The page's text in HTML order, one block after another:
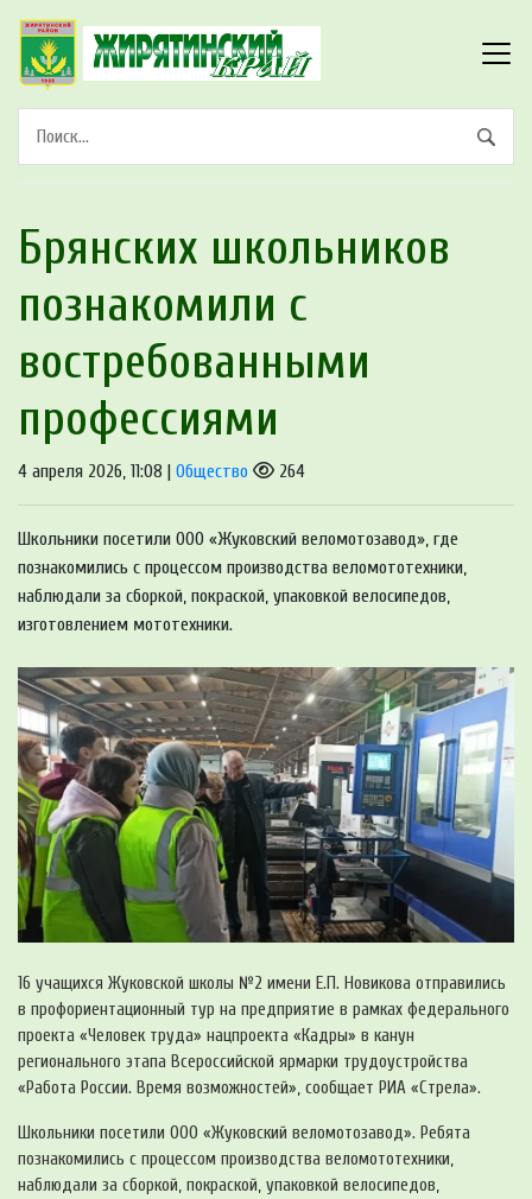
Брянских школьников
познакомили с
востребованными
профессиями
4 апреля 2026, 11:08 | Общество 264
Школьники посетили ООО «Жуковский веломотозавод», где
познакомились с процессом производства веломототехники,
наблюдали за сборкой, покраской, упаковкой велосипедов,
изготовлением мототехники.
16 учащихся Жуковской школы №2 имени Е.П. Новикова отправились
в профориентационный тур на предприятие в рамках федерального
проекта «Человек труда» нацпроекта «Кадры» в канун
регионального этапа Всероссийской ярмарки трудоустройства
«Работа России. Время возможностей», сообщает РИА «Стрела».
Школьники посетили ООО «Жуковский веломотозавод». Ребята
познакомились с процессом производства веломототехники,
наблюдали за сборкой, покраской, упаковкой велосипедов,